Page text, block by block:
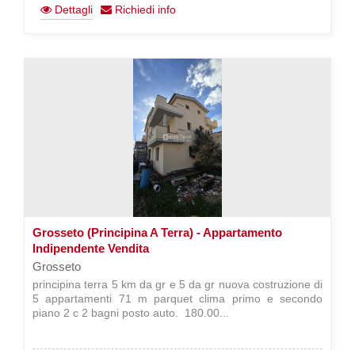
Dettagli
Richiedi info
Grosseto (Principina A Terra) - Appartamento
Indipendente Vendita
Grosseto
principina terra 5 km da gr e 5 da gr nuova costruzione di
5 appartamenti 71 m parquet clima primo e secondo
piano 2 c 2 bagni posto auto.  180.00...